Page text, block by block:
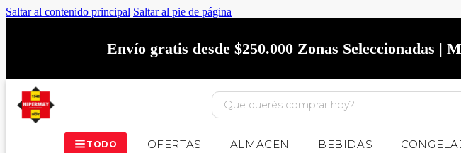
Saltar al contenido principal Saltar al pie de página
Envío gratis desde $250.000 Zonas Seleccionadas
TODO OFERTAS ALMACEN BEBIDAS